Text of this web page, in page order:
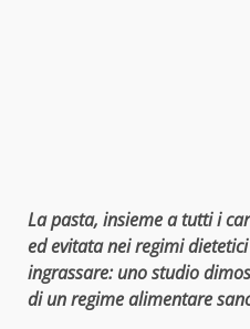
La pasta, insieme a tutti i
ed evitata nei regimi
ingrassare: uno studio
di un regime alimentare